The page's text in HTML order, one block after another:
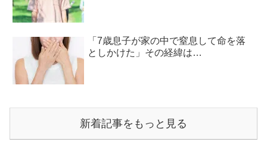
「7歳息子が家の中で窒息して命を落
としかけた」その経緯は…
新着記事をもっと見る